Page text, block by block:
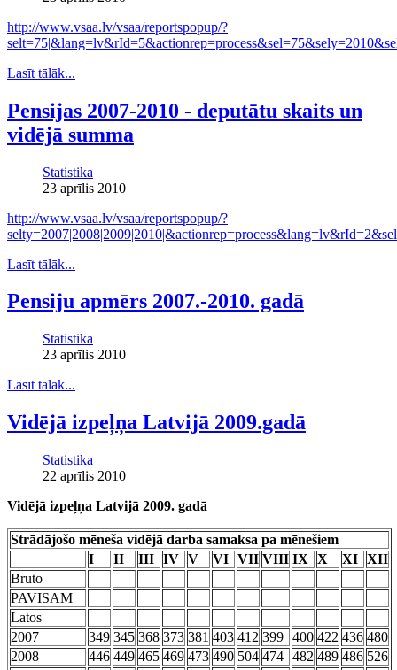
http://www.vsaa.lv/vsaa/reportspopup/?
Lasīt tālāk...
Pensijas 2007-2010 - deputātu skaits un
vidējā summa
Statistika
23 aprīlis 2010
http://www.vsaa.lv/vsaa/reportspopup/?
Lasīt tālāk...
Pensiju apmērs 2007.-2010. gadā
Statistika
23 aprīlis 2010
Lasīt tālāk...
Vidējā izpeļņa Latvijā 2009.gadā
Statistika
22 aprīlis 2010
Vidējā izpeļņa Latvijā 2009. gadā
Strādājošo mēneša vidējā darba samaksa pa mēnešiem
I
II III IV V VI VII VIII IX X XI XII
Bruto
PAVISAM
Latos
2007
349 345 368 373 381 403 412 399 400 422 436 480
2008
446 449 465 469 473 490 504 474 482 489 486 526